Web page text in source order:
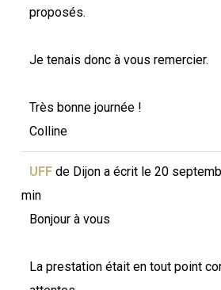
proposés.
Je tenais donc à vous remercier.
Très bonne journée !
Colline
UFF de Dijon a écrit le20
min
Bonjour à vous
La prestation était en tout point